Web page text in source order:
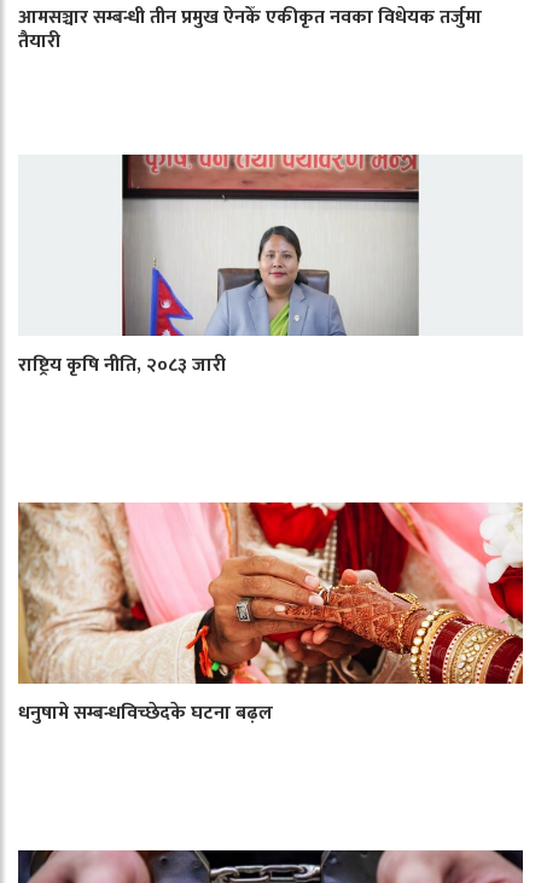
आमसञ्चार सम्बन्धी तीन प्रमुख ऐनकेँ एकीकृत नवका विधेयक तर्जुमा
तैयारी
राष्ट्रिय कृषि नीति, २०८३ जारी
धनुषामे सम्बन्धविच्छेदके घटना बढ़ल